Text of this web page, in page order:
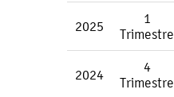
2025
1
Trimestre
2024
4
Trimestre